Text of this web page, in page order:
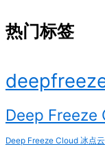
热门标签
Deep Freeze
Deep Freeze Cloud 冰点云